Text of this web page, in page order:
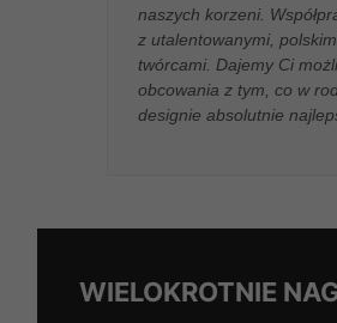
naszych korzeni.
z utalentowanymi,
twórcami. Dajemy Ci
obcowania z tym, co w
designie absolutnie
WIELOKROTNIE